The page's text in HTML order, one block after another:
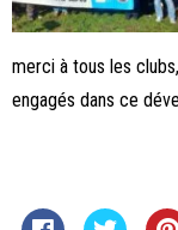
merci à tous les
engagés dans ce